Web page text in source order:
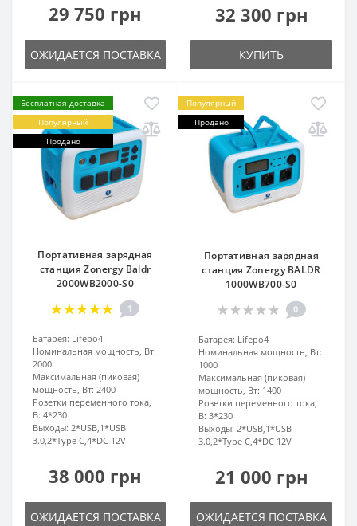
29 750 грн
ОЖИДАЕТСЯ ПОСТАВКА
32 300 грн
КУПИТЬ
Бесплатная доставка
Популярный
Продано
Портативная зарядная
станция Zonergy Baldr
2000WB2000-S0
1
Батарея: Lifepo4
Номинальная мощность, Вт:
2000
Максимальная (пиковая)
мощность, Вт: 2400
Розетки переменного тока,
В: 4*230
Выходы: 2*USB,1*USB
3.0,2*Type C,4*DC 12V
38 000 грн
ОЖИДАЕТСЯ ПОСТАВКА
Популярный
Продано
Портативная зарядная
станция Zonergy BALDR
1000WB700-S0
0
Батарея: Lifepo4
Номинальная мощность, Вт:
1000
Максимальная (пиковая)
мощность, Вт: 1400
Розетки переменного тока,
В: 3*230
Выходы: 2*USB,1*USB
3.0,2*Type C,4*DC 12V
21 000 грн
ОЖИДАЕТСЯ ПОСТАВКА